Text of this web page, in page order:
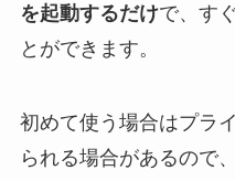
を起動するだけで、す
とができます。
初めて使う場合はプラ
られる場合があるので